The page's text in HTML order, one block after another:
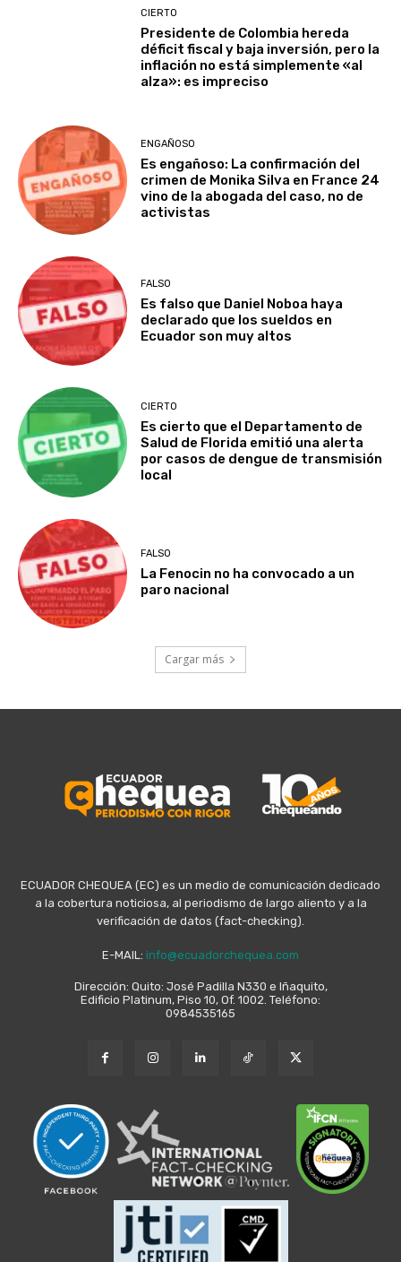
CIERTO
Presidente de Colombia hereda
déficit fiscal y baja inversión, pero la
inflación no está simplemente «al
alza»: es impreciso
ENGAÑOSO
Es engañoso: La confirmación del
crimen de Monika Silva en France 24
vino de la abogada del caso, no de
activistas
FALSO
Es falso que Daniel Noboa haya
declarado que los sueldos en
Ecuador son muy altos
CIERTO
Es cierto que el Departamento de
Salud de Florida emitió una alerta
por casos de dengue de transmisión
local
FALSO
La Fenocin no ha convocado a un
paro nacional
Cargar más
ECUADOR CHEQUEA (EC) es un medio de comunicación dedicado
a la cobertura noticiosa, al periodismo de largo aliento y a la
verificación de datos (fact-checking).
E-MAIL: info@ecuadorchequea.com
Dirección: Quito: José Padilla N330 e Iñaquito,
Edificio Platinum, Piso 10, Of. 1002. Teléfono:
0984535165